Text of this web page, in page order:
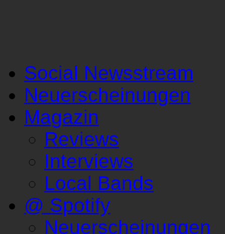
Social Newsstream
Neuerscheinungen
Magazin
Reviews
Interviews
Local Bands
@ Spotify
Neuerscheinungen